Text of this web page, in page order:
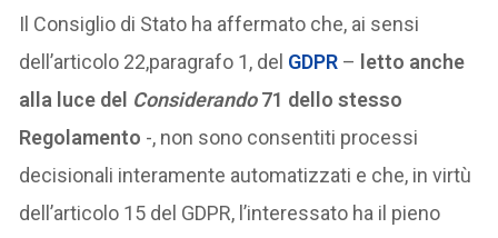
Il Consiglio di Stato ha affermato che, ai sensi
dell’articolo 22,paragrafo 1, del GDPR – letto anche
alla luce del Considerando71 dello stesso
Regolamento -, non sono consentiti processi
decisionali interamente automatizzati e che, in virtù
dell’articolo 15 del GDPR, l’interessato ha il pieno